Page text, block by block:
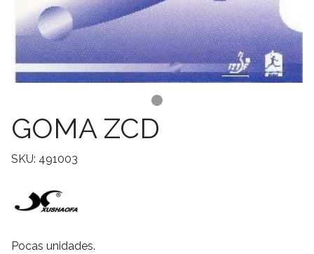
GOMA ZCD
SKU: 491003
Pocas unidades.